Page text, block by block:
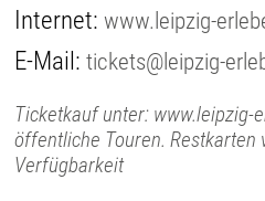
Internet:www.leipzig-
E-Mail:tickets@leipzig-
Ticketkauf unter: www.leipzig-
öffentliche Touren. Restkarten
Verfügbarkeit